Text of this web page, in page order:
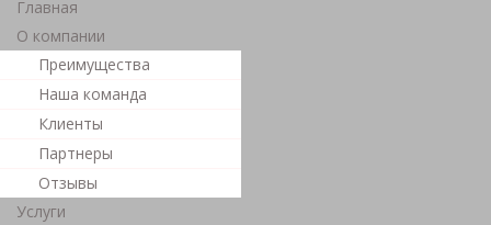
Главная
О компании
Преимущества
Наша команда
Клиенты
Партнеры
Отзывы
Услуги